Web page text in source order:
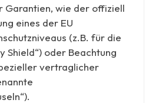
Garantien, wie der offiziell
eines der EU
(z.B. für die
Shield“) oder Beachtung
vertraglicher